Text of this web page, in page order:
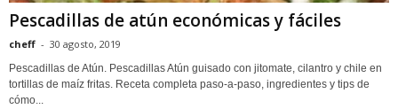
Pescadillas de atún económicas y fáciles
cheff - 30 agosto, 2019
Pescadillas de Atún. Pescadillas Atún guisado con jitomate, cilantro y chile en
tortillas de maíz fritas. Receta completa paso-a-paso, ingredientes y tips de
cómo...